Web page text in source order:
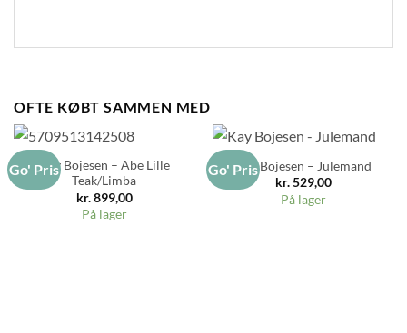
OFTE KØBT SAMMEN MED
Go' PrisKay Bojesen – Abe Lille
Teak/Limba
kr.899,00
På lager
Go' PrisKay Bojesen – Julemand
kr.529,00
På lager